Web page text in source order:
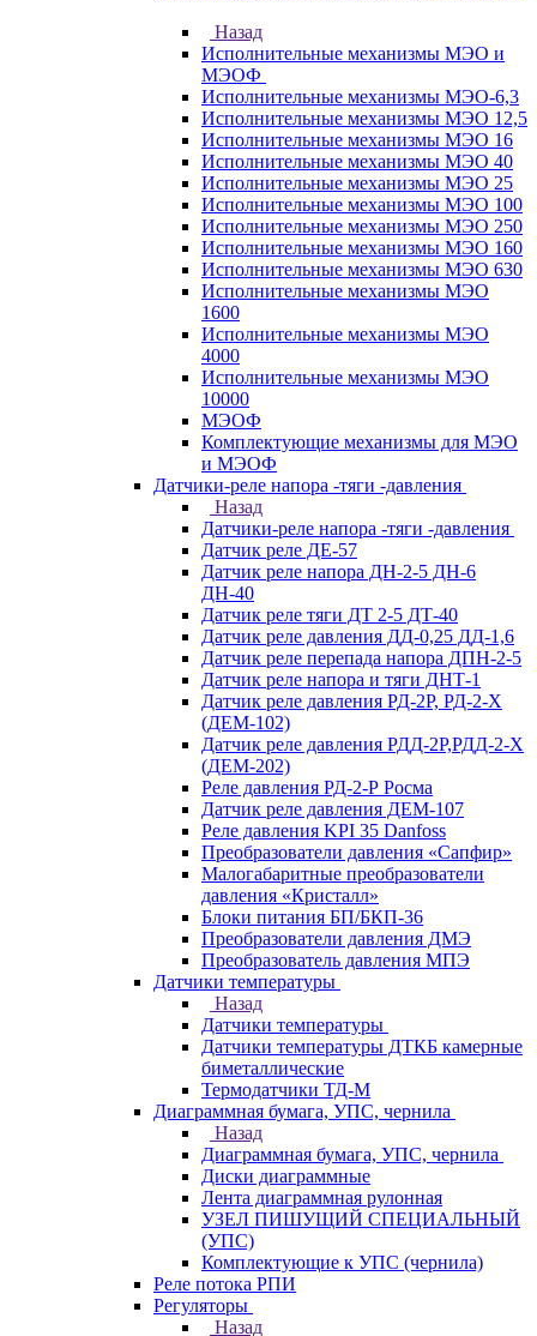
Назад
Исполнительные механизмы МЭО и
МЭОФ
Исполнительные механизмы МЭО-6,3
Исполнительные механизмы МЭО 12,5
Исполнительные механизмы МЭО 16
Исполнительные механизмы МЭО 40
Исполнительные механизмы МЭО 25
Исполнительные механизмы МЭО 100
Исполнительные механизмы МЭО 250
Исполнительные механизмы МЭО 160
Исполнительные механизмы МЭО 630
Исполнительные механизмы МЭО
1600
Исполнительные механизмы МЭО
4000
Исполнительные механизмы МЭО
10000
МЭОФ
Комплектующие механизмы для МЭО
и МЭОФ
Датчики-реле напора -тяги -давления
Назад
Датчики-реле напора -тяги -давления
Датчик реле ДЕ-57
Датчик реле напора ДН-2-5 ДН-6
ДН-40
Датчик реле тяги ДТ 2-5 ДТ-40
Датчик реле давления ДД-0,25 ДД-1,6
Датчик реле перепада напора ДПН-2-5
Датчик реле напора и тяги ДНТ-1
Датчик реле давления РД-2Р, РД-2-Х
(ДЕМ-102)
Датчик реле давления РДД-2Р,РДД-2-Х
(ДЕМ-202)
Реле давления РД-2-Р Росма
Датчик реле давления ДЕМ-107
Реле давления KPI 35 Danfoss
Преобразователи давления «Сапфир»
Малогабаритные преобразователи
давления «Кристалл»
Блоки питания БП/БКП-36
Преобразователи давления ДМЭ
Преобразователь давления МПЭ
Датчики температуры
Назад
Датчики температуры
Датчики температуры ДТКБ камерные
биметаллические
Термодатчики ТД-М
Диаграммная бумага, УПС, чернила
Назад
Диаграммная бумага, УПС, чернила
Диски диаграммные
Лента диаграммная рулонная
УЗЕЛ ПИШУЩИЙ СПЕЦИАЛЬНЫЙ
(УПС)
Комплектующие к УПС (чернила)
Реле потока РПИ
Регуляторы
Назад